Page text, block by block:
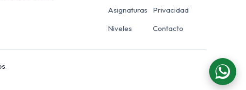
Asignaturas
Niveles
Privacidad
Contacto